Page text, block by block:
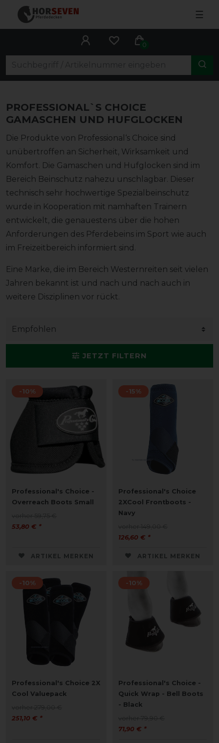
☰
0
PROFESSIONAL`S CHOICE
GAMASCHEN UND HUFGLOCKEN
Die Produkte von Professional‘s Choice sind
unübertroffen an Sicherheit, Wirksamkeit und
Komfort. Die Gamaschen und Hufglocken sind im
Bereich Beinschutz nahezu unschlagbar. Dieser
technisch sehr hochwertige Spezialbeinschutz
wurde in Kooperation mit namhaften Trainern
entwickelt, die genauestens über die hohen
Anforderungen des Pferdebeins im Sport wie auch
im Freizeitbereich informiert sind.
Eine Marke, die im Bereich Westernreiten seit vielen
Jahren bekannt ist und nach und nach auch in
weitere Disziplinen vor rückt.
JETZT FILTERN
-10%
Professional's Choice -
Overreach Boots Small
53,80 € *
ARTIKEL MERKEN
-15%
Professional's Choice
2XCool Frontboots -
Navy
126,60 € *
ARTIKEL MERKEN
-10%
Professional's Choice 2X
Cool Valuepack
251,10 € *
-10%
Professional's Choice -
Quick Wrap - Bell Boots
- Black
71,90 € *